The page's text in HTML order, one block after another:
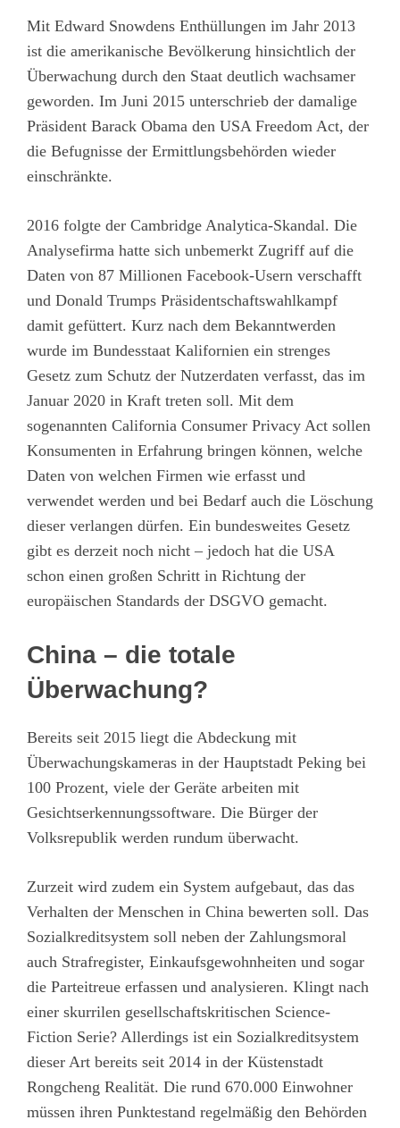
Mit Edward Snowdens Enthüllungen im Jahr 2013
ist die amerikanische Bevölkerung hinsichtlich der
Überwachung durch den Staat deutlich wachsamer
geworden. Im Juni 2015 unterschrieb der damalige
Präsident Barack Obama den USA Freedom Act, der
die Befugnisse der Ermittlungsbehörden wieder
einschränkte.
2016 folgte der Cambridge Analytica-Skandal. Die
Analysefirma hatte sich unbemerkt Zugriff auf die
Daten von 87 Millionen Facebook-Usern verschafft
und Donald Trumps Präsidentschaftswahlkampf
damit gefüttert. Kurz nach dem Bekanntwerden
wurde im Bundesstaat Kalifornien ein strenges
Gesetz zum Schutz der Nutzerdaten verfasst, das im
Januar 2020 in Kraft treten soll. Mit dem
sogenannten California Consumer Privacy Act sollen
Konsumenten in Erfahrung bringen können, welche
Daten von welchen Firmen wie erfasst und
verwendet werden und bei Bedarf auch die Löschung
dieser verlangen dürfen. Ein bundesweites Gesetz
gibt es derzeit noch nicht – jedoch hat die USA
schon einen großen Schritt in Richtung der
europäischen Standards der DSGVO gemacht.
China – die totale
Überwachung?
Bereits seit 2015 liegt die Abdeckung mit
Überwachungskameras in der Hauptstadt Peking bei
100 Prozent, viele der Geräte arbeiten mit
Gesichtserkennungssoftware. Die Bürger der
Volksrepublik werden rundum überwacht.
Zurzeit wird zudem ein System aufgebaut, das das
Verhalten der Menschen in China bewerten soll. Das
Sozialkreditsystem soll neben der Zahlungsmoral
auch Strafregister, Einkaufsgewohnheiten und sogar
die Parteitreue erfassen und analysieren. Klingt nach
einer skurrilen gesellschaftskritischen Science-
Fiction Serie? Allerdings ist ein Sozialkreditsystem
dieser Art bereits seit 2014 in der Küstenstadt
Rongcheng Realität. Die rund 670.000 Einwohner
müssen ihren Punktestand regelmäßig den Behörden